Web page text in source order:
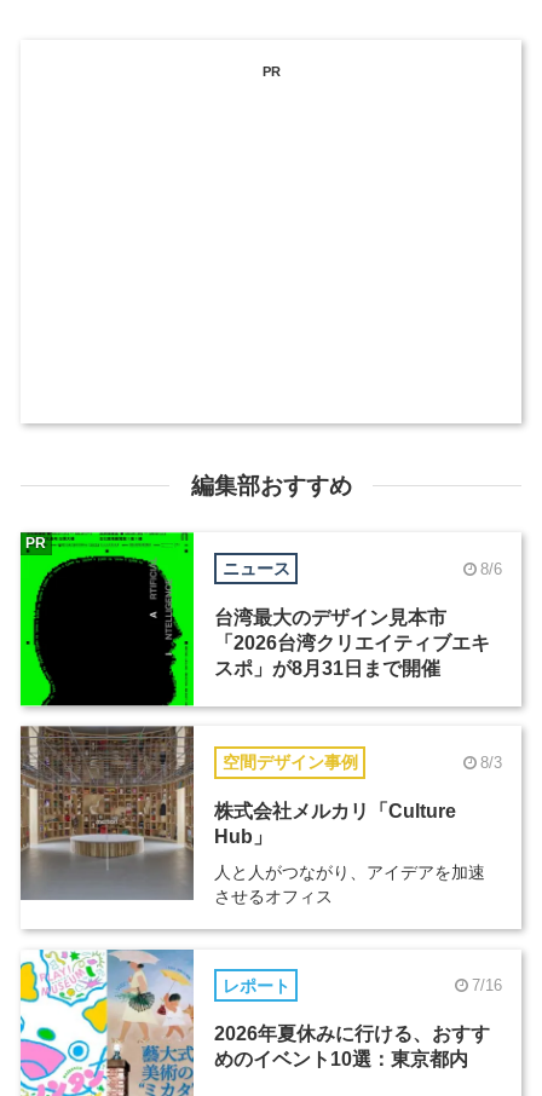
PR
編集部おすすめ
ニュース 8/6
台湾最大のデザイン見本市
「2026台湾クリエイティブエキ
スポ」が8月31日まで開催
PR
空間デザイン事例 8/3
株式会社メルカリ「Culture
Hub」
人と人がつながり、アイデアを加速
させるオフィス
レポート 7/16
2026年夏休みに行ける、おすす
めのイベント10選：東京都内